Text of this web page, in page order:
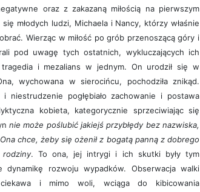
oraz z zakazaną miłością na pierwszym
młodych ludzi, Michaela i Nancy, którzy właśnie
Wierząc w miłość po grób przenoszącą góry i
pod uwagę tych ostatnich, wykluczających ich
i mezalians w jednym. On urodził się w
wychowana w sierocińcu, pochodziła znikąd.
niestrudzenie pogłębiało zachowanie i postawa
kobieta, kategorycznie sprzeciwiając się
nie może poślubić jakiejś przybłędy bez nazwiska,
chce, żeby się ożenił z bogatą panną z dobrego
. To ona, jej intrygi i ich skutki były tym
dynamikę rozwoju wypadków. Obserwacja walki
i mimo woli, wciąga do kibicowania